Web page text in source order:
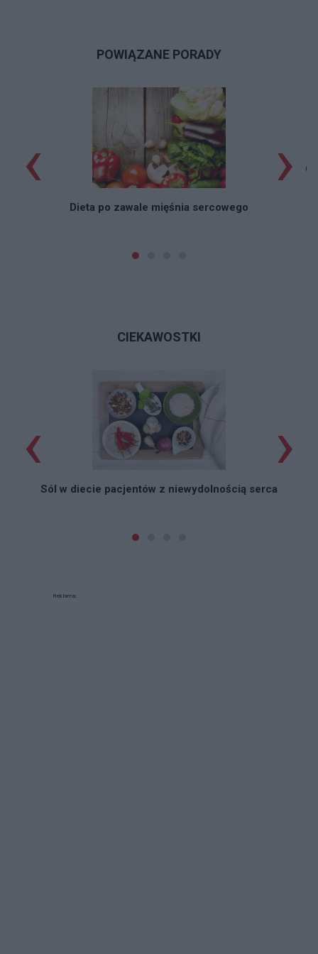
POWIĄZANE PORADY
Dieta po zawale mięśnia sercowego
‹ ›
CIEKAWOSTKI
Sól w diecie pacjentów z niewydolnością serca
‹ ›
Reklama: